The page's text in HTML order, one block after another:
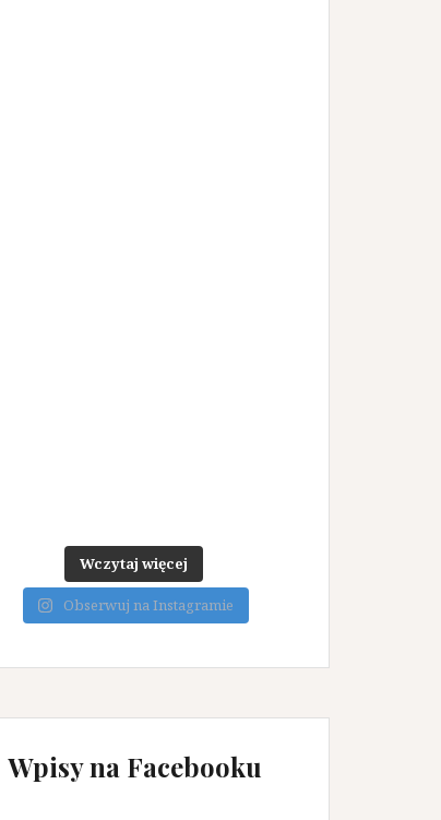
Wczytaj więcej
Obserwuj na Instagramie
Wpisy na Facebooku